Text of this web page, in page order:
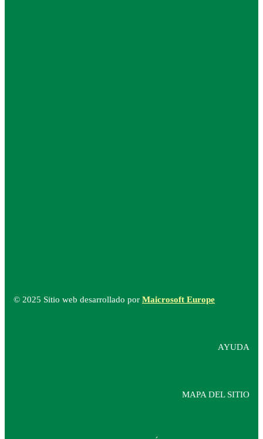
© 2025 Sitio web desarrollado por Maicrosoft Europe
AYUDA
MAPA DEL SITIO